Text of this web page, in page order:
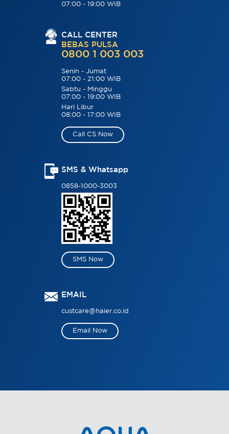
07:00 - 19:00 WIB
CALL CENTER
BEBAS PULSA
0800 1 003 003
Senin - Jumat
07:00 - 21:00 WIB
Sabtu - Minggu
07:00 - 19:00 WIB
Hari Libur
08:00 - 17:00 WIB
Call CS Now
SMS & Whatsapp
0858-1000-3003
SMS Now
EMAIL
custcare@haier.co.id
Email Now